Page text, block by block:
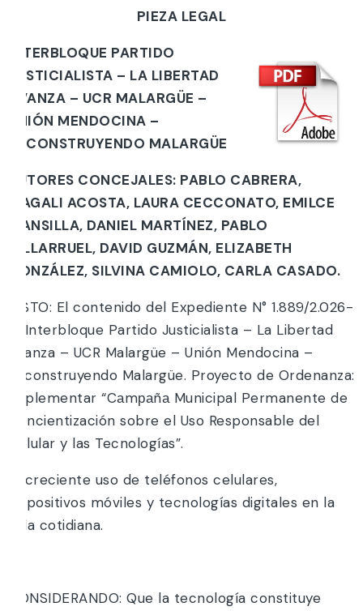
PIEZA LEGAL
INTERBLOQUE PARTIDO
JUSTICIALISTA – LA LIBERTAD
AVANZA – UCR MALARGÜE –
UNIÓN MENDOCINA –
RECONSTRUYENDO MALARGÜE
AUTORES CONCEJALES: PABLO CABRERA,
MAGALI ACOSTA, LAURA CECCONATO, EMILCE
MANSILLA, DANIEL MARTÍNEZ, PABLO
VILLARRUEL, DAVID GUZMÁN, ELIZABETH
GONZÁLEZ, SILVINA CAMIOLO, CARLA CASADO.
VISTO: El contenido del Expediente N° 1.889/2.026-
0. Interbloque Partido Justicialista – La Libertad
Avanza – UCR Malargüe – Unión Mendocina –
Reconstruyendo Malargüe. Proyecto de Ordenanza:
Implementar “Cаmраñа Municipal Permanente de
Concientización sobre el Uso Responsable del
Celular y las Tecnologías”.
El creciente uso de teléfonos celulares,
dispositivos móviles y tecnologías digitales en la
vida cotidiana.
CONSIDERANDO: Que la tecnología constituye